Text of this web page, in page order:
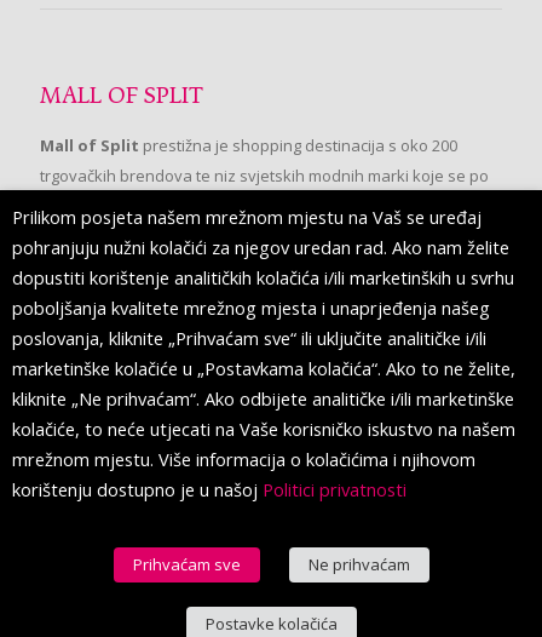
MALL OF SPLIT
Mall of Split prestižna je shopping destinacija s oko 200
trgovačkih brendova te niz svjetskih modnih marki koje se po
prvi put pojavljuju u Splitu.
PRATITE NAS
© 2016 Mall of Split. All Rights Reserved.
Prilikom posjeta našem mrežnom mjestu na Vaš se uređaj
pohranjuju nužni kolačići za njegov uredan rad. Ako nam želite
dopustiti korištenje analitičkih kolačića i/ili marketinških u svrhu
poboljšanja kvalitete mrežnog mjesta i unaprjeđenja našeg
poslovanja, kliknite „Prihvaćam sve“ ili uključite analitičke i/ili
marketinške kolačiće u „Postavkama kolačića“. Ako to ne želite,
kliknite „Ne prihvaćam“. Ako odbijete analitičke i/ili marketinške
kolačiće, to neće utjecati na Vaše korisničko iskustvo na našem
mrežnom mjestu. Više informacija o kolačićima i njihovom
korištenju dostupno je u našoj Politici privatnosti
Prihvaćam sve Ne prihvaćam
Postavke kolačića